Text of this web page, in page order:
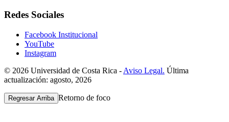
Redes Sociales
Facebook Institucional
YouTube
Instagram
© 2026 Universidad de Costa Rica - Aviso Legal. Última
actualización: agosto, 2026
Regresar Arriba Retorno de foco